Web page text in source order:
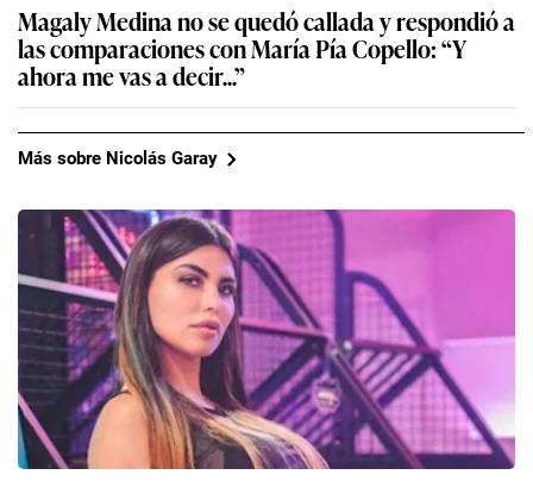
Magaly Medina no se quedó callada y respondió a
las comparaciones con María Pía Copello: “Y
ahora me vas a decir...”
Más sobre Nicolás Garay